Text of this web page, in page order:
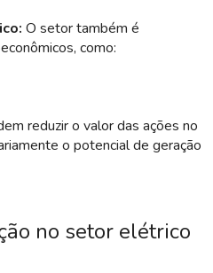
O setor também é
como:
reduzir o valor das ações no
o potencial de geração
no setor elétrico